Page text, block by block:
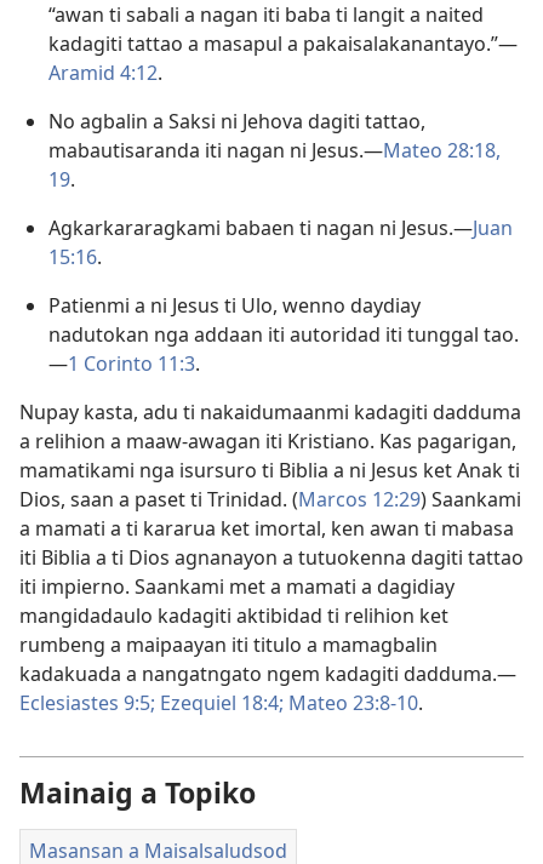
“awan ti sabali a nagan iti baba ti langit a naited
kadagiti tattao a masapul a pakaisalakanantayo.”—
Aramid 4:12.
No agbalin a Saksi ni Jehova dagiti tattao,
mabautisaranda iti nagan ni Jesus.—Mateo 28:18,
19.
Agkarkararagkami babaen ti nagan ni Jesus.—Juan
15:16.
Patienmi a ni Jesus ti Ulo, wenno daydiay
nadutokan nga addaan iti autoridad iti tunggal tao.
—1 Corinto 11:3.
Nupay kasta, adu ti nakaidumaanmi kadagiti dadduma
a relihion a maaw-awagan iti Kristiano. Kas pagarigan,
mamatikami nga isursuro ti Biblia a ni Jesus ket Anak ti
Dios, saan a paset ti Trinidad. (Marcos 12:29) Saankami
a mamati a ti kararua ket imortal, ken awan ti mabasa
iti Biblia a ti Dios agnanayon a tutuokenna dagiti tattao
iti impierno. Saankami met a mamati a dagidiay
mangidadaulo kadagiti aktibidad ti relihion ket
rumbeng a maipaayan iti titulo a mamagbalin
kadakuada a nangatngato ngem kadagiti dadduma.—
Eclesiastes 9:5; Ezequiel 18:4; Mateo 23:8-10.
Mainaig a Topiko
Masansan a Maisalsaludsod